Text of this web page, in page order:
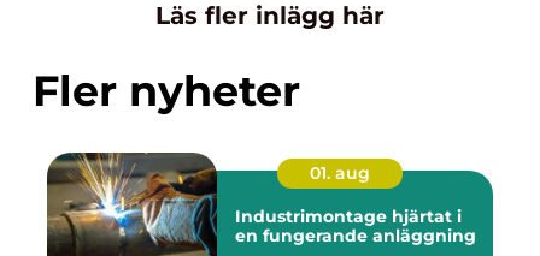
Läs fler inlägg här
Fler nyheter
01. aug
Industrimontage hjärtat i
en fungerande anläggning